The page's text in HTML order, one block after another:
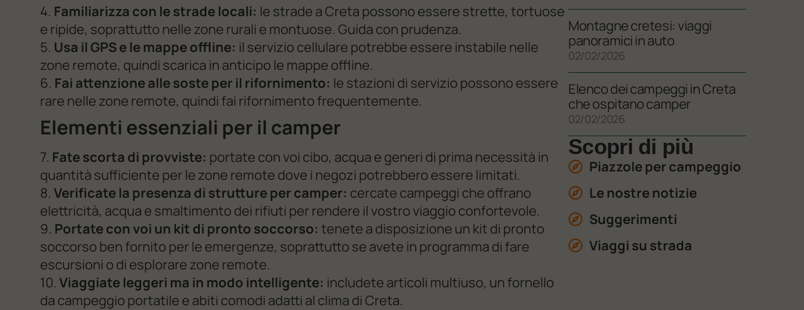
4. Familiarizza con le strade locali: le strade a Creta possono essere strette, tortuose
e ripide, soprattutto nelle zone rurali e montuose. Guida con prudenza.
5. Usa il GPS e le mappe offline: il servizio cellulare potrebbe essere instabile nelle
zone remote, quindi scarica in anticipo le mappe offline.
6. Fai attenzione alle soste per il rifornimento: le stazioni di servizio possono essere
rare nelle zone remote, quindi fai rifornimento frequentemente.
Elementi essenziali per il camper
7. Fate scorta di provviste: portate con voi cibo, acqua e generi di prima necessità in
quantità sufficiente per le zone remote dove i negozi potrebbero essere limitati.
8.Verificate la presenza di strutture per camper: cercate campeggi che offrano
elettricità, acqua e smaltimento dei rifiuti per rendere il vostro viaggio confortevole.
9. Portate con voi un kit di pronto soccorso: tenete a disposizione un kit di pronto
soccorso ben fornito per le emergenze, soprattutto se avete in programma di fare
escursioni o di esplorare zone remote.
10.Viaggiate leggeri ma in modo intelligente: includete articoli multiuso, un fornello
da campeggio portatile e abiti comodi adatti al clima di Creta.
Montagne cretesi: viaggi
panoramici in auto
02/02/2026
Elenco dei campeggi in Creta
che ospitano camper
02/02/2026
Scopri di più
Piazzole per campeggio
Le nostre notizie
Suggerimenti
Viaggi su strada